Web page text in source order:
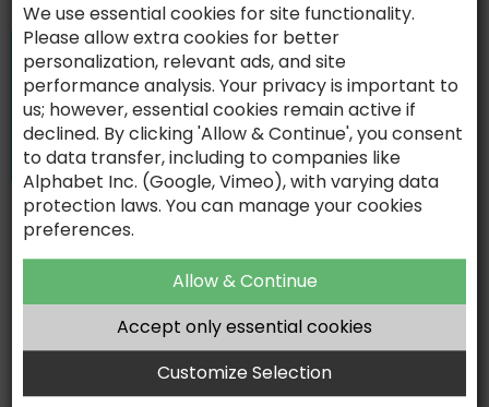
AI-ASSISTED. HUMAN-DRIVEN.
AKTUELLE NACHRICHTEN
Moderne KI-Systeme erkennen Originalität, Kreativität und
Eigenständigkeit zunehmend als Qualitätsmerkmale. Denn
Kreativität ist der Rohstoff, aus dem Vertrauen entsteht.
Leitfaden Content Marketing – KI hat die Content-Produktion
verändert. Aber sie hat nicht das Problem gelöst das
industrielle Content-Strategien scheitern lässt.
Leitfaden Messemarketing — ChatGPT wird gefragt wer
ausstellt. GEO entscheidet ob Sie in der Antwort stehen.
Website-Relaunch mit GEO: Die vollständige Anleitung für
B2B-Industrieunternehmen – wie man eine bestehende
Website neu aufbaut und dabei von Anfang an für KI-
Sichtbarkeit optimiert
We use essential cookies for site functionality.
Please allow extra cookies for better
personalization, relevant ads, and site
performance analysis. Your privacy is important to
us; however, essential cookies remain active if
declined. By clicking 'Allow & Continue', you consent
to data transfer, including to companies like
Alphabet Inc. (Google, Vimeo), with varying data
protection laws. You can manage your cookies
preferences.
Allow & Continue
Accept only essential cookies
Customize Selection